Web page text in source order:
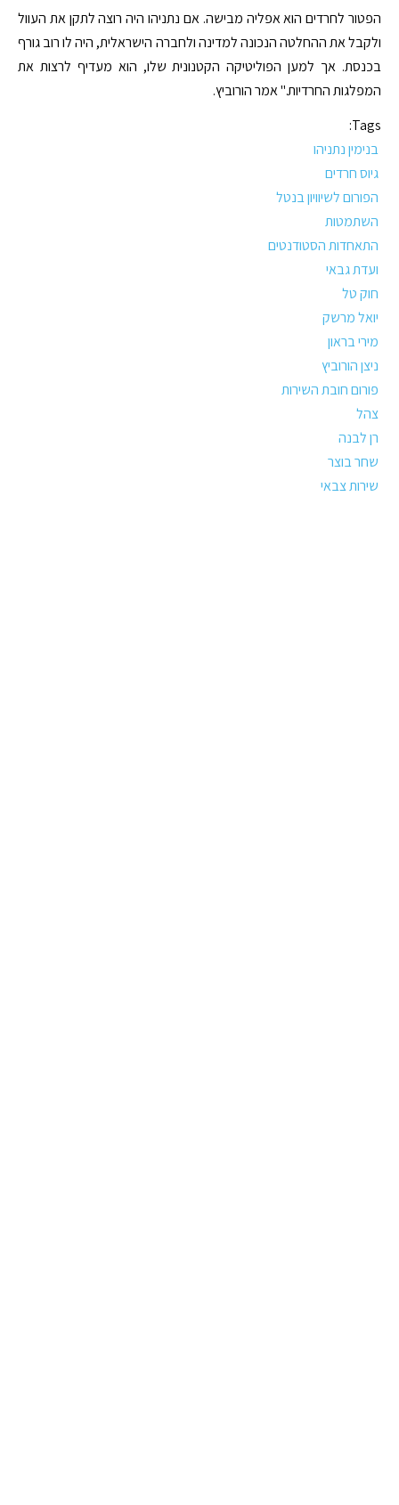
הפטור לחרדים הוא אפליה מבישה. אם נתניהו היה רוצה לתקן את העוול
ולקבל את ההחלטה הנכונה למדינה ולחברה הישראלית, היה לו רוב גורף
בכנסת. אך למען הפוליטיקה הקטנונית שלו, הוא מעדיף לרצות את
המפלגות החרדיות." אמר הורוביץ.
Tags:
בנימין נתניהו
גיוס חרדים
הפורום לשיוויון בנטל
השתמטות
התאחדות הסטודנטים
ועדת גבאי
חוק טל
יואל מרשק
מירי בראון
ניצן הורוביץ
פורום חובת השירות
צהל
רן לבנה
שחר בוצר
שירות צבאי